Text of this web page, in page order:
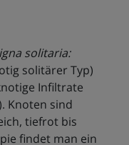
solitaria:
solitärer Typ)
Infiltrate
Knoten sind
tiefrot bis
findet man ein